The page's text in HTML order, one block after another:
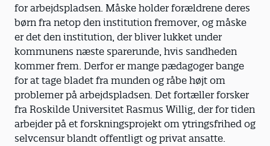
for arbejdspladsen. Måske holder forældrene deres
børn fra netop den institution fremover, og måske
er det den institution, der bliver lukket under
kommunens næste sparerunde, hvis sandheden
kommer frem. Derfor er mange pædagoger bange
for at tage bladet fra munden og råbe højt om
problemer på arbejdspladsen. Det fortæller forsker
fra Roskilde Universitet Rasmus Willig, der for tiden
arbejder på et forskningsprojekt om ytringsfrihed og
selvcensur blandt offentligt og privat ansatte.